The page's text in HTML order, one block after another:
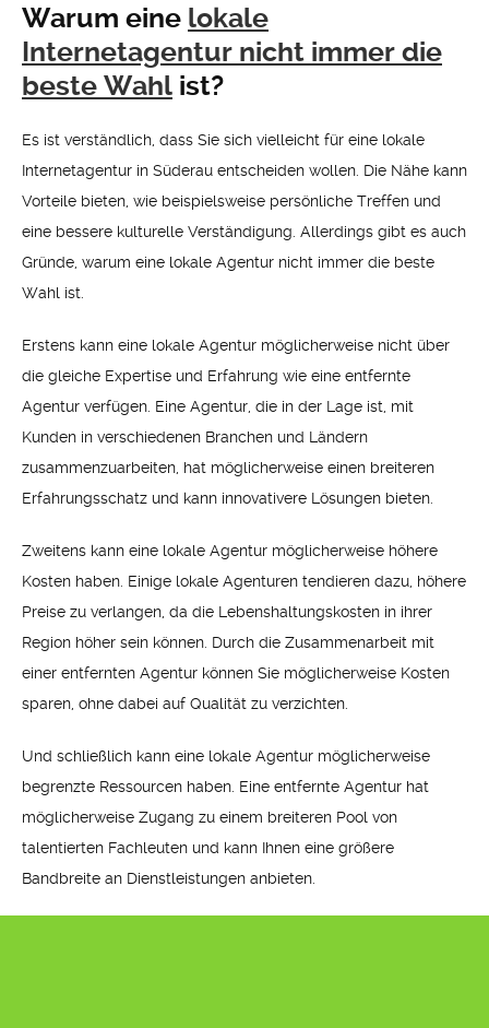
Warum eine lokale
Internetagentur nicht immer die
beste Wahl ist?
Es ist verständlich, dass Sie sich vielleicht für eine lokale
Internetagentur in Süderau entscheiden wollen. Die Nähe kann
Vorteile bieten, wie beispielsweise persönliche Treffen und
eine bessere kulturelle Verständigung. Allerdings gibt es auch
Gründe, warum eine lokale Agentur nicht immer die beste
Wahl ist.
Erstens kann eine lokale Agentur möglicherweise nicht über
die gleiche Expertise und Erfahrung wie eine entfernte
Agentur verfügen. Eine Agentur, die in der Lage ist, mit
Kunden in verschiedenen Branchen und Ländern
zusammenzuarbeiten, hat möglicherweise einen breiteren
Erfahrungsschatz und kann innovativere Lösungen bieten.
Zweitens kann eine lokale Agentur möglicherweise höhere
Kosten haben. Einige lokale Agenturen tendieren dazu, höhere
Preise zu verlangen, da die Lebenshaltungskosten in ihrer
Region höher sein können. Durch die Zusammenarbeit mit
einer entfernten Agentur können Sie möglicherweise Kosten
sparen, ohne dabei auf Qualität zu verzichten.
Und schließlich kann eine lokale Agentur möglicherweise
begrenzte Ressourcen haben. Eine entfernte Agentur hat
möglicherweise Zugang zu einem breiteren Pool von
talentierten Fachleuten und kann Ihnen eine größere
Bandbreite an Dienstleistungen anbieten.